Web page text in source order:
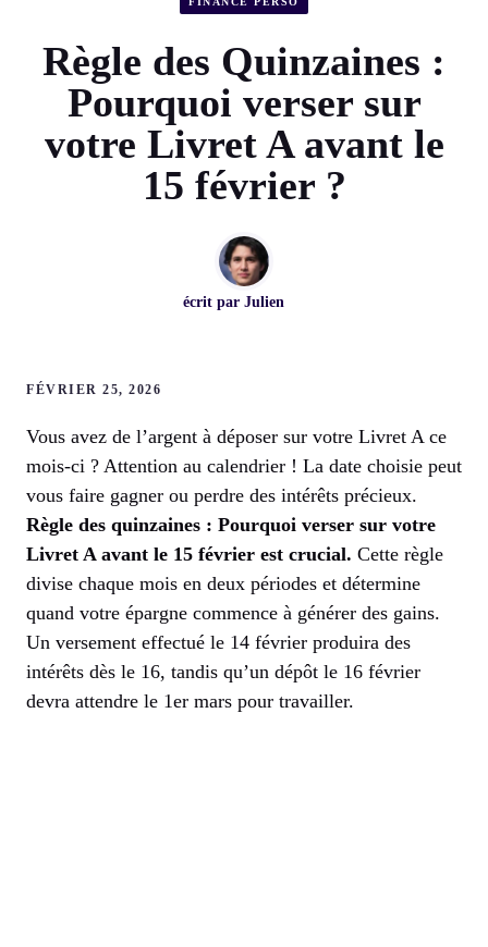
Règle des Quinzaines :
Pourquoi verser sur
votre Livret A avant le
15 février ?
écrit par Julien
FÉVRIER 25, 2026
Vous avez de l’argent à déposer sur votre Livret A ce
mois-ci ? Attention au calendrier ! La date choisie peut
vous faire gagner ou perdre des intérêts précieux.
Règle des quinzaines : Pourquoi verser sur votre
Livret A avant le 15 février est crucial. Cette règle
divise chaque mois en deux périodes et détermine
quand votre épargne commence à générer des gains.
Un versement effectué le 14 février produira des
intérêts dès le 16, tandis qu’un dépôt le 16 février
devra attendre le 1er mars pour travailler.